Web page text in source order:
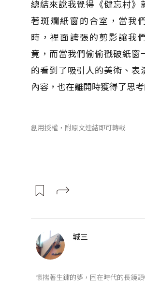
總結來說我覺得《健忘村》
著斑斕紙窗的合室，當我
時，裡面誇張的剪影讓我
竟，而當我們偷偷戳破紙窗
的看到了吸引人的美術、表
內容，也在離開時獲得了思考
創用授權，附原文連結即可轉載
城三
懷揣著生鏽的夢，困在時代的長鏡頭